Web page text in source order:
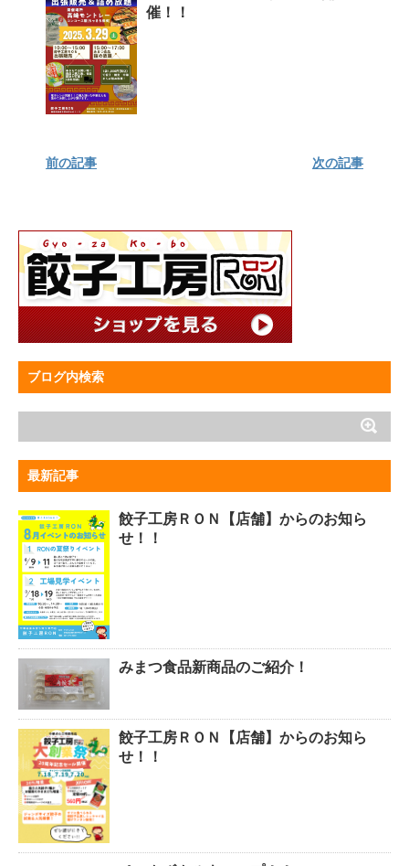
催！！
前の記事 次の記事
ブログ内検索
最新記事
餃子工房ＲＯＮ【店舗】からのお知ら
せ！！
みまつ食品新商品のご紹介！
餃子工房ＲＯＮ【店舗】からのお知ら
せ！！